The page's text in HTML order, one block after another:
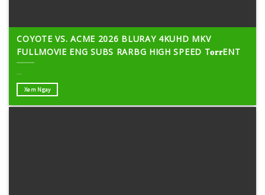
COYOTE VS. ACME 2026 BLURAY 4KUHD MKV
FULLMOVIE ENG SUBS RARBG HIGH SPEED T𝐨𝐫𝐫ENT
Xem Ngay